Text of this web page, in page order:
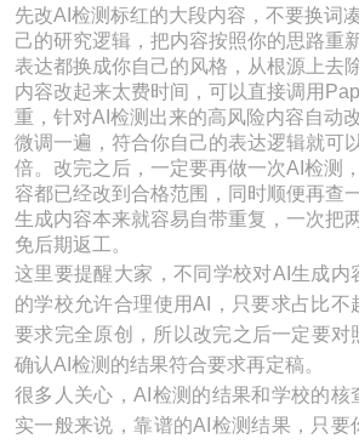
先改AI检测标红的大段内容，不要换词
己的研究逻辑，把内容按照你的思路重
表达都换成你自己的风格，从根源上去
内容改起来太费时间，可以直接调用
重，针对AI检测出来的高风险内容自动
微调一遍，符合你自己的表达逻辑就可
倍。改完之后，一定要再做一次AI检测
容都已经改到合格范围，同时顺便再查
生成内容本来就容易自带重复，一次把
免后期返工。
这里要提醒大家，不同学校对AI生成内
的学校允许合理使用AI，只要求占比不
要求完全原创，所以改完之后一定要对
确认AI检测的结果符合要求再定稿。
很多人关心，AI检测的结果和学校的核
实一般来说，靠谱的AI检测结果，只要